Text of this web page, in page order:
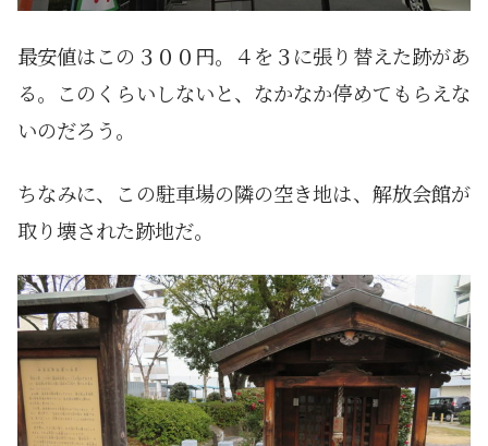
最安値はこの３００円。４を３に張り替えた跡があ
る。このくらいしないと、なかなか停めてもらえな
いのだろう。
ちなみに、この駐車場の隣の空き地は、解放会館が
取り壊された跡地だ。